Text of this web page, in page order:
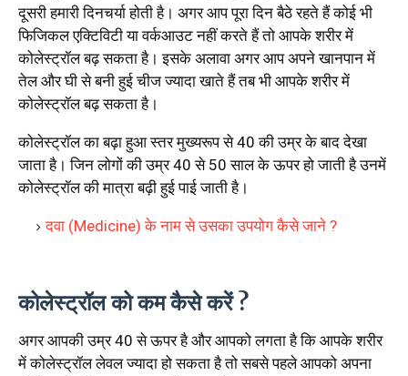
दूसरी हमारी दिनचर्या होती है। अगर आप पूरा दिन बैठे रहते हैं कोई भी
फिजिकल एक्टिविटी या वर्कआउट नहीं करते हैं तो आपके शरीर में
कोलेस्ट्रॉल बढ़ सकता है। इसके अलावा अगर आप अपने खानपान में
तेल और घी से बनी हुई चीज ज्यादा खाते हैं तब भी आपके शरीर में
कोलेस्ट्रॉल बढ़ सकता है।
कोलेस्ट्रॉल का बढ़ा हुआ स्तर मुख्यरूप से 40 की उम्र के बाद देखा
जाता है। जिन लोगों की उम्र 40 से 50 साल के ऊपर हो जाती है उनमें
कोलेस्ट्रॉल की मात्रा बढ़ी हुई पाई जाती है।
दवा (Medicine) के नाम से उसका उपयोग कैसे जाने ?
कोलेस्ट्रॉल को कम कैसे करें ?
अगर आपकी उम्र 40 से ऊपर है और आपको लगता है कि आपके शरीर
में कोलेस्ट्रॉल लेवल ज्यादा हो सकता है तो सबसे पहले आपको अपना